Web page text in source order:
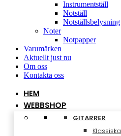
Instrumentställ
Notställ
Notställsbelysning
Noter
Notpapper
Varumärken
Aktuellt just nu
Om oss
Kontakta oss
HEM
WEBBSHOP
GITARRER
Klassiska